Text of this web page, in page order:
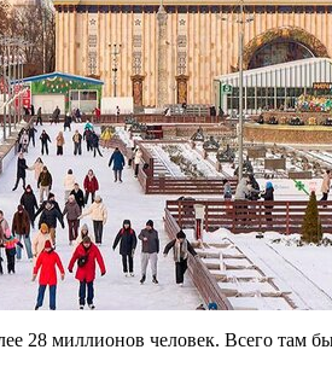
28 миллионов человек. Всего там